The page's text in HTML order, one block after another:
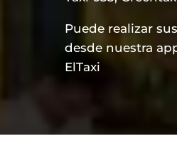
Puede realizar
desde nuestra
ElTaxi